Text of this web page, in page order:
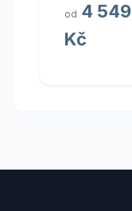
od 4 549
Kč